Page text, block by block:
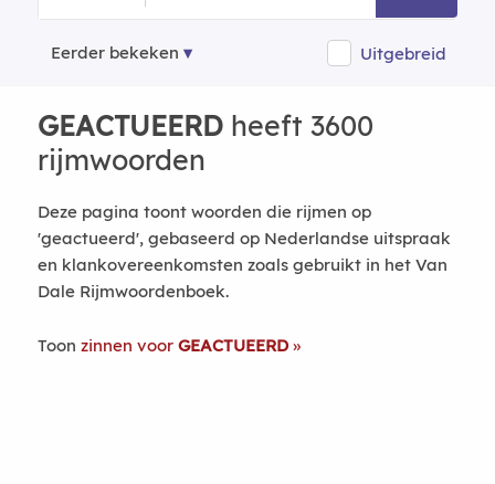
Eerder bekeken Uitgebreid
GEACTUEERDheeft 3600
rijmwoorden
Deze pagina toont woorden die rijmen op
'geactueerd', gebaseerd op Nederlandse uitspraak
en klankovereenkomsten zoals gebruikt in het Van
Dale Rijmwoordenboek.
Toon zinnen voor GEACTUEERD